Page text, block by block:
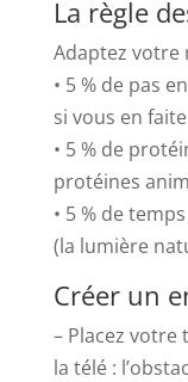
La règle
Adaptez votre
• 5 % de pas
si vous en
• 5 % de
protéines
• 5 % de
(la lumière
Créer un
– Placez votre
la télé :